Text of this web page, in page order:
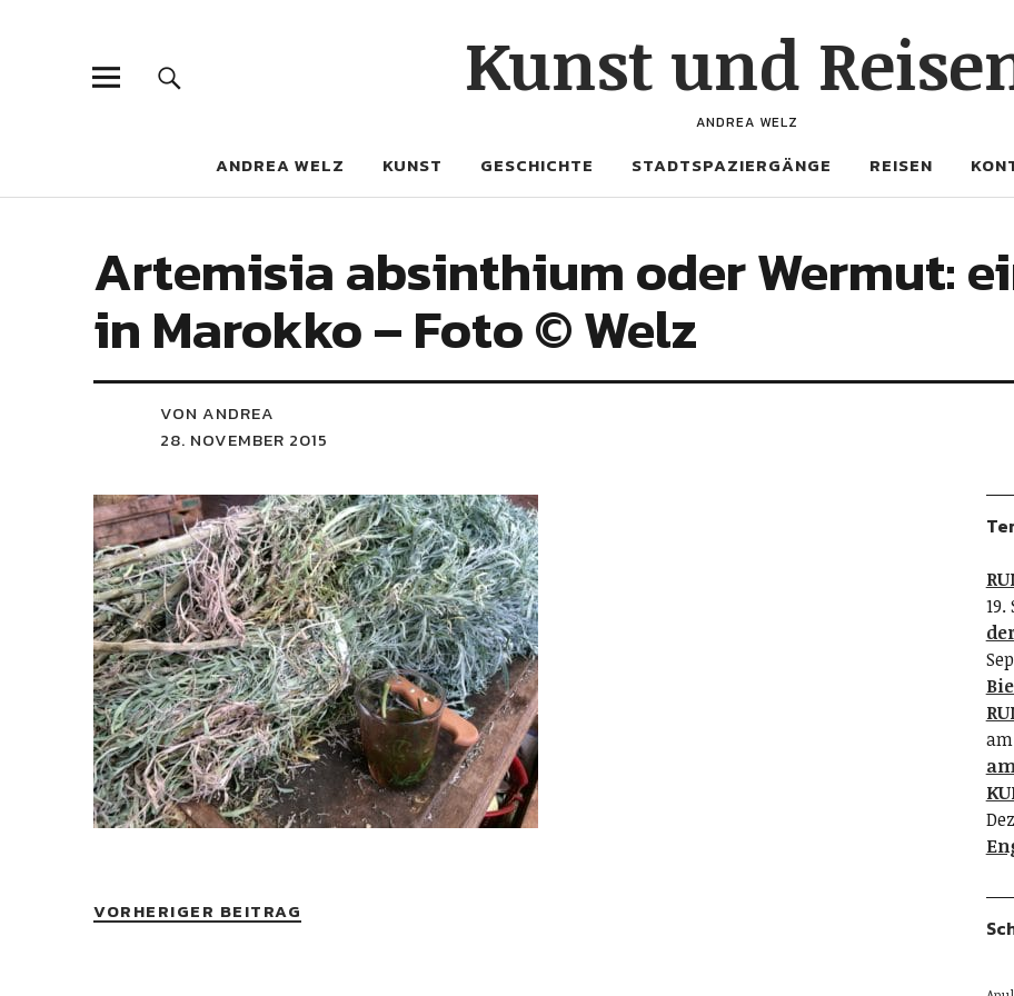
Kunst und
ANDREA WELZ
ANDREA WELZ KUNST GESCHICHTE STADTSPAZIERGÄNGE REISEN
Artemisia absinthium oder Wermut:
in Marokko – Foto © Welz
VON ANDREA
28. NOVEMBER 2015
VORHERIGER BEITRAG
19.